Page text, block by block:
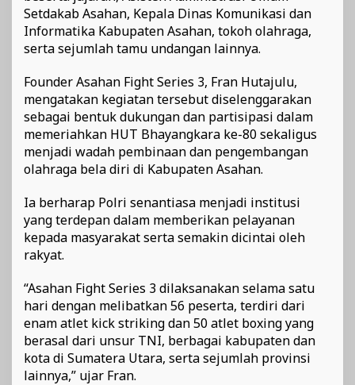
Setdakab Asahan, Kepala Dinas Komunikasi dan
Informatika Kabupaten Asahan, tokoh olahraga,
serta sejumlah tamu undangan lainnya.
Founder Asahan Fight Series 3, Fran Hutajulu,
mengatakan kegiatan tersebut diselenggarakan
sebagai bentuk dukungan dan partisipasi dalam
memeriahkan HUT Bhayangkara ke-80 sekaligus
menjadi wadah pembinaan dan pengembangan
olahraga bela diri di Kabupaten Asahan.
Ia berharap Polri senantiasa menjadi institusi
yang terdepan dalam memberikan pelayanan
kepada masyarakat serta semakin dicintai oleh
rakyat.
“Asahan Fight Series 3 dilaksanakan selama satu
hari dengan melibatkan 56 peserta, terdiri dari
enam atlet kick striking dan 50 atlet boxing yang
berasal dari unsur TNI, berbagai kabupaten dan
kota di Sumatera Utara, serta sejumlah provinsi
lainnya,” ujar Fran.